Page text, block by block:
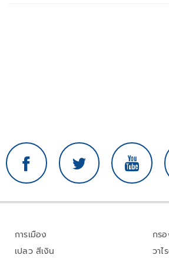
การเมือง
เปลว สีเงิน
กร
วาไ